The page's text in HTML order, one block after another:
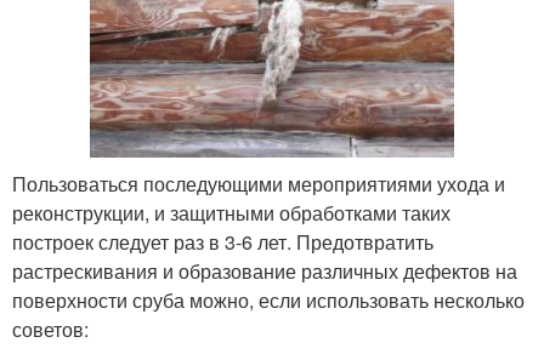
Пользоваться последующими мероприятиями ухода и
реконструкции, и защитными обработками таких
построек следует раз в 3-6 лет. Предотвратить
растрескивания и образование различных дефектов на
поверхности сруба можно, если использовать несколько
советов: